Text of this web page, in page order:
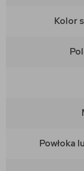
Kolor
Powłoka